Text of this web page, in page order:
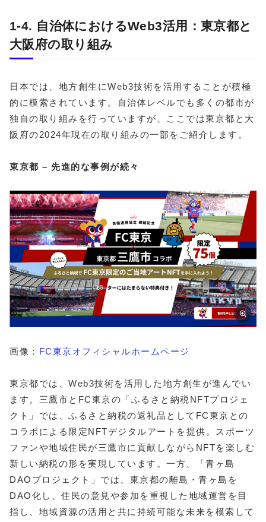
1-4. 自治体におけるWeb3活用：東京都と
大阪府の取り組み
日本では、地方創生にWeb3技術を活用することが積極
的に模索されています。自治体レベルでも多くの都市が
独自の取り組みを行っていますが、ここでは東京都と大
阪府の2024年現在の取り組みの一部をご紹介します。
東京都 – 先進的な事例が続々
画像： FC東京オフィシャルホームページ
東京都では、Web3技術を活用した地方創生が進んでい
ます。三鷹市とFC東京の「ふるさと納税NFTプロジェ
クト」では、ふるさと納税の返礼品としてFC東京との
コラボによる限定NFTデジタルアートを提供。スポーツ
ファンや地域住民が三鷹市に貢献しながらNFTを楽しむ
新しい納税の形を実現しています。一方、「青ヶ島
DAOプロジェクト」では、東京都の離島・青ヶ島を
DAO化し、住民の意見や参加を重視した地域運営を目
指し、地域資源の活用と共に持続可能な未来を模索して